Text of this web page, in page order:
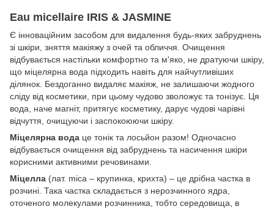
Eau micellaire IRIS & JASMINE
Є інноваційним засобом для видалення будь-яких забруднень
зі шкіри, зняття макіяжу з очей та обличчя. Очищення
відбувається настільки комфортно та м'яко, не дратуючи шкіру,
що міцелярна вода підходить навіть для найчутливіших
ділянок. Бездоганно видаляє макіяж, не залишаючи жодного
сліду від косметики, при цьому чудово зволожує та тонізує. Ця
вода, наче магніт, притягує косметику, дарує чудові чарівні
відчуття, очищуючи і заспокоюючи шкіру.
Міцелярна вода це тонік та лосьйон разом! Одночасно
відбувається очищення від забруднень та насичення шкіри
корисними активними речовинами.
Міцелла (лат. mica – крупинка, крихта) – це дрібна частка в
розчині. Така частка складається з нерозчинного ядра,
оточеного молекулами розчинника, тобто середовища, в